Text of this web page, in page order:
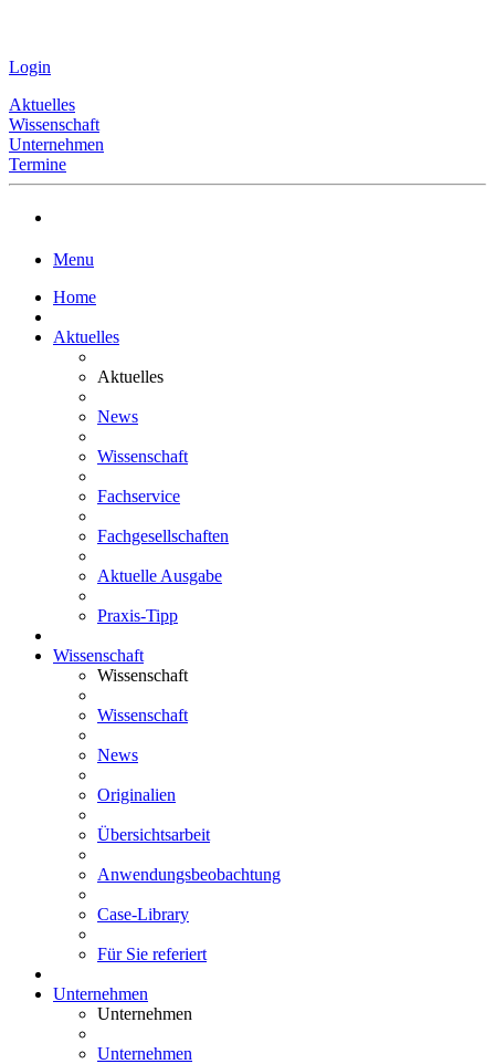
Login
Aktuelles
Wissenschaft
Unternehmen
Termine
Menu
Home
Aktuelles
Aktuelles
News
Wissenschaft
Fachservice
Fachgesellschaften
Aktuelle Ausgabe
Praxis-Tipp
Wissenschaft
Wissenschaft
Wissenschaft
News
Originalien
Übersichtsarbeit
Anwendungsbeobachtung
Case-Library
Für Sie referiert
Unternehmen
Unternehmen
Unternehmen